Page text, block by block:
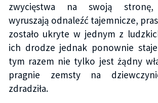
zwycięstwa na swoją stronę,
wyruszają odnaleźć tajemnicze,
zostało ukryte w jednym z
ich drodze jednak ponownie
tym razem nie tylko jest żądny
pragnie zemsty na
zdradziła.